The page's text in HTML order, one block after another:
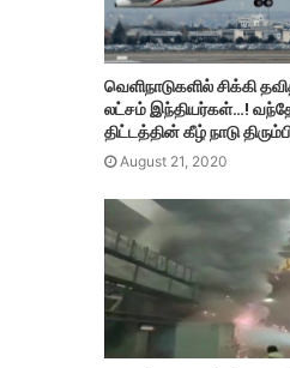
வெளிநாடுகளில் சிக்கி
லட்சம் இந்தியர்கள்…!
திட்டத்தின் கீழ் நாடு
August 21, 2020